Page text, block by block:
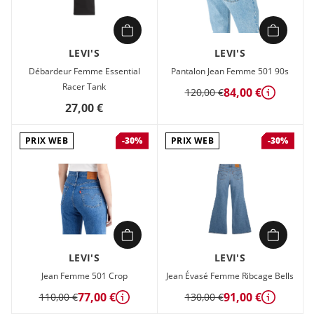
LEVI'S
Débardeur Femme Essential
Racer Tank
27,00 €
LEVI'S
Pantalon Jean Femme 501 90s
120,00 €84,00 € Détails
PRIX WEB -30%
LEVI'S
Jean Femme 501 Crop
110,00 €77,00 € Détails
PRIX WEB -30%
LEVI'S
Jean Évasé Femme Ribcage Bells
130,00 €91,00 € Détails